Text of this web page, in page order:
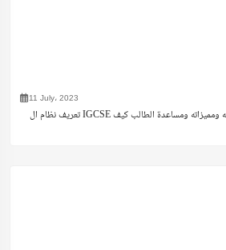
11 July، 2023
تعريف نظام ال IGCSE البريطانى الدولى والجهات المانحه ومميزاته ومساعدة الطالب كيف